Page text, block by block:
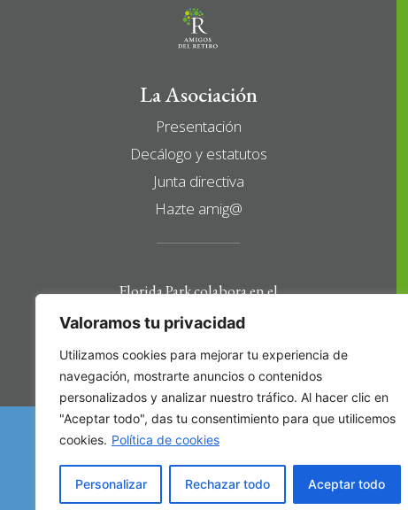
Valoramos tu privacidad
Utilizamos cookies para mejorar tu experiencia de
navegación, mostrarte anuncios o contenidos
personalizados y analizar nuestro tráfico. Al hacer clic en
"Aceptar todo", das tu consentimiento para que utilicemos
cookies. Política de cookies
Personalizar Rechazar todo Aceptar todo
La Asociación
Presentación
Decálogo y estatutos
Junta directiva
Hazte amig@
Florida Park colabora en el
desarrollo de esta web